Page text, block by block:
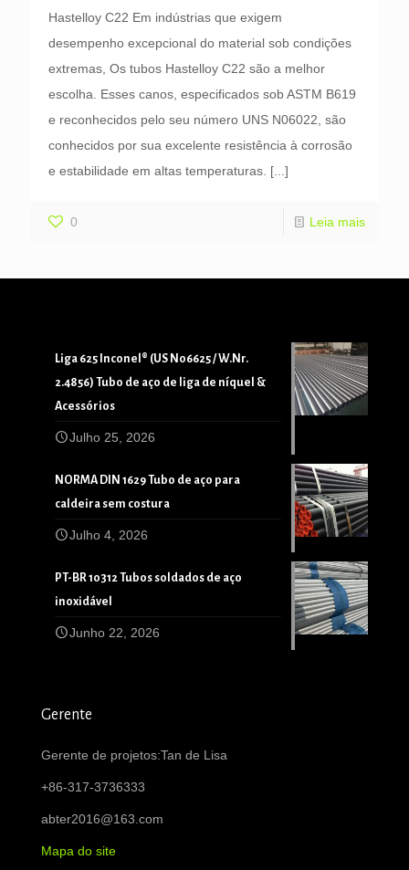
Hastelloy C22 Em indústrias que exigem
desempenho excepcional do material sob condições
extremas, Os tubos Hastelloy C22 são a melhor
escolha. Esses canos, especificados sob ASTM B619
e reconhecidos pelo seu número UNS N06022, são
conhecidos por sua excelente resistência à corrosão
e estabilidade em altas temperaturas. [...]
0 Leia mais
Liga 625 Inconel® (US N06625 / W.Nr.
2.4856) Tubo de aço de liga de níquel &
Acessórios
Julho 25, 2026
NORMA DIN 1629 Tubo de aço para
caldeira sem costura
Julho 4, 2026
PT-BR 10312 Tubos soldados de aço
inoxidável
Junho 22, 2026
Gerente
Gerente de projetos:Tan de Lisa
+86-317-3736333
abter2016@163.com
Mapa do site